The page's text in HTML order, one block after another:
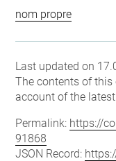
nom propre
Last updated on
The contents of
account of the
Permalink: https://
91868
JSON Record: